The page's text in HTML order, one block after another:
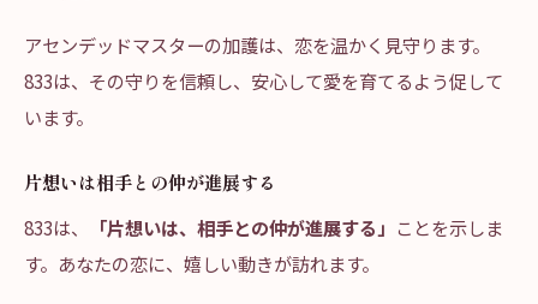
アセンデッドマスターの加護は、恋を温かく見守ります。
833は、その守りを信頼し、安心して愛を育てるよう促して
います。
片想いは相手との仲が進展する
833は、
「片想いは、相手との仲が進展する」 ことを示しま
す。あなたの恋に、嬉しい動きが訪れます。